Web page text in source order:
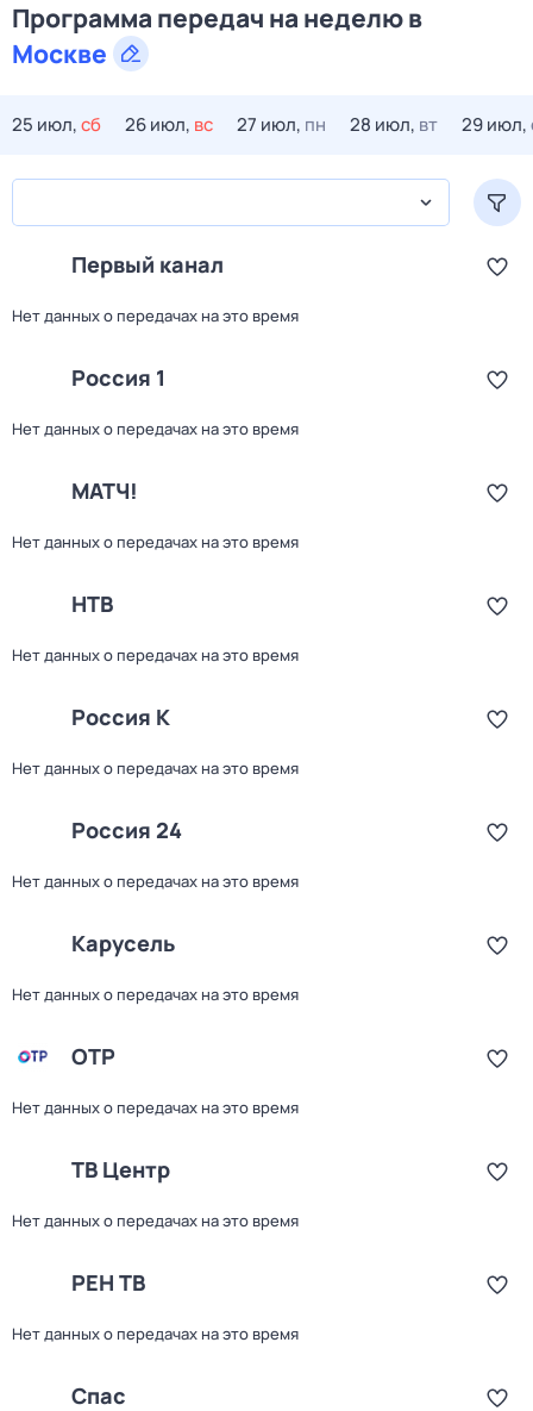
Программа передач на неделюв
Москве
25 июл,сб 26 июл, вс 27 июл, пн 28 июл, вт 29 июл,
Первый канал
Нет данных о передачах на это время
Россия 1
Нет данных о передачах на это время
МАТЧ!
Нет данных о передачах на это время
НТВ
Нет данных о передачах на это время
Россия К
Нет данных о передачах на это время
Россия 24
Нет данных о передачах на это время
Карусель
Нет данных о передачах на это время
ОТР
Нет данных о передачах на это время
ТВ Центр
Нет данных о передачах на это время
РЕН ТВ
Нет данных о передачах на это время
Спас